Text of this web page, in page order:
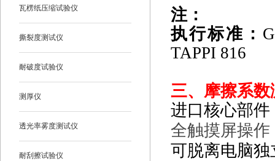
瓦楞纸压缩试验仪
撕裂度测试仪
耐破度试验仪
测厚仪
透光率雾度测试仪
耐刮擦试验仪
注：
执行标准：
TAPPI 816
三、 摩擦系
进口核心部
全触摸屏操作
可脱离电脑独